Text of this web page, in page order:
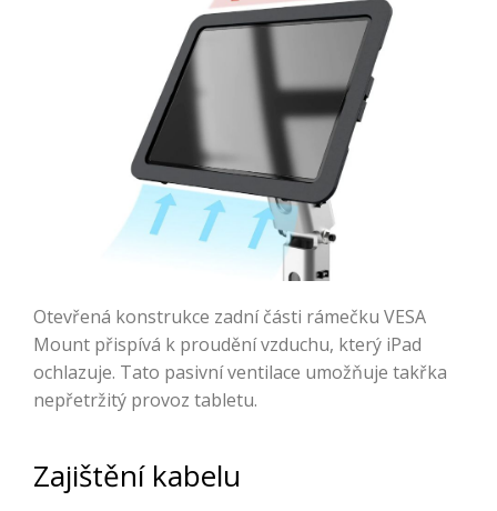
Otevřená konstrukce zadní části rámečku VESA
Mount přispívá k proudění vzduchu, který iPad
ochlazuje. Tato pasivní ventilace umožňuje takřka
nepřetržitý provoz tabletu.
Zajištění kabelu